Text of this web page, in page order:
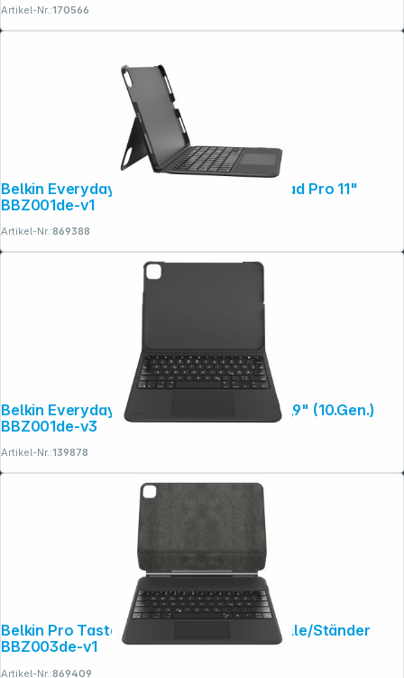
Artikel-Nr.:170566
Belkin Everyday Tastat. iPad Air 10,9"/iPad Pro 11"
BBZ001de-v1
Artikel-Nr.:869388
Belkin Everyday Tastatur + Hülle iPad 10,9" (10.Gen.)
BBZ001de-v3
Artikel-Nr.:139878
Belkin Pro Tastatur für iPad Pro 12,9" Hülle/Ständer
BBZ003de-v1
Artikel-Nr.:869409